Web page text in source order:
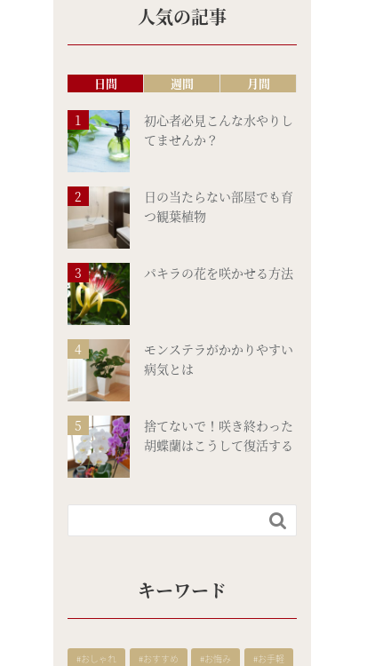
人気の記事
日間 週間 月間
初心者必見こんな水やりし
てませんか？
日の当たらない部屋でも育
つ観葉植物
パキラの花を咲かせる方法
モンステラがかかりやすい
病気とは
捨てないで！咲き終わった
胡蝶蘭はこうして復活する

キーワード
#おしゃれ #おすすめ #お悔み #お手軽